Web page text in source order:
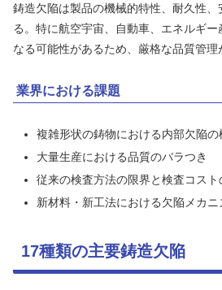
鋳造欠陥は製品の機械的特性、耐久性、
る。特に航空宇宙、自動車、エネルギー
なる可能性があるため、厳格な品質管理
業界における課題
複雑形状の鋳物における内部欠陥の
大量生産における品質のバラつき
従来の検査方法の限界と検査コスト
新材料・新工法における欠陥メカニ
17種類の主要鋳造欠陥